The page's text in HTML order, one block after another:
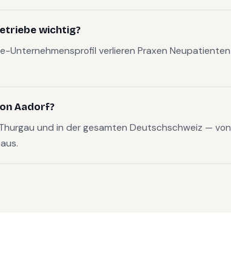
wichtig?
Unternehmensprofil verlieren Praxen Neupatienten
Aadorf?
und in der gesamten Deutschschweiz — von